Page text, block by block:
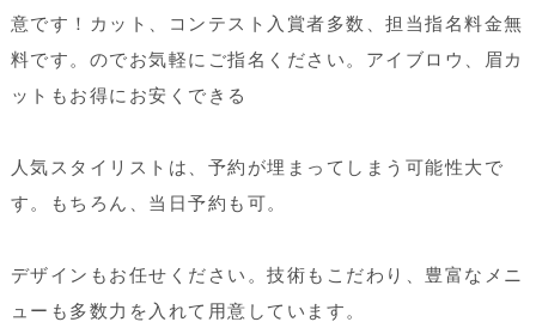
意です！カット、コンテスト入賞者多数、担当指名料金無
料です。のでお気軽にご指名ください。アイブロウ、眉カ
ットもお得にお安くできる
人気スタイリストは、予約が埋まってしまう可能性大で
す。もちろん、当日予約も可。
デザインもお任せください。技術もこだわり、豊富なメニ
ューも多数力を入れて用意しています。